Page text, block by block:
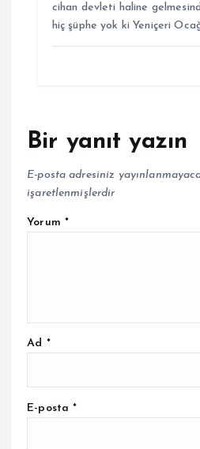
cihan devleti haline
hiç şüphe yok ki Yeniçeri
Bir yanıt yazın
E-posta adresiniz
işaretlenmişlerdir
Yorum *
Ad *
E-posta*